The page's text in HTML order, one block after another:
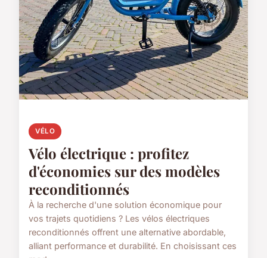
VÉLO
Vélo électrique : profitez
d'économies sur des modèles
reconditionnés
À la recherche d'une solution économique pour
vos trajets quotidiens ? Les vélos électriques
reconditionnés offrent une alternative abordable,
alliant performance et durabilité. En choisissant ces